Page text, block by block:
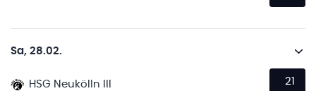
Sa, 28.02.
HSG Neukölln III
21